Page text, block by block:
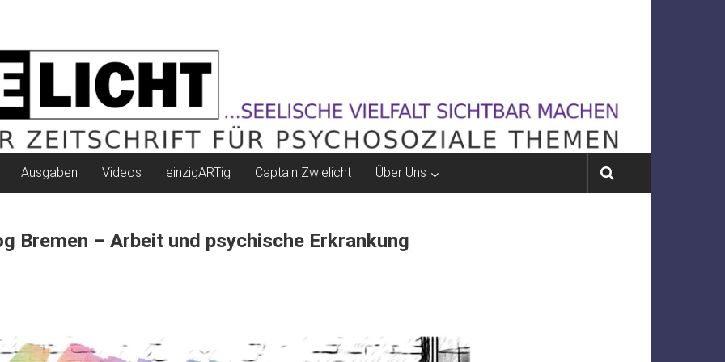
Ausgaben Videos einzigARTig Captain Zwielicht Über Uns
Bremen – Arbeit und psychische Erkrankung